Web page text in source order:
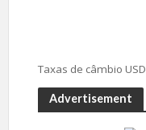
Taxas de câmbio USD
Advertisement